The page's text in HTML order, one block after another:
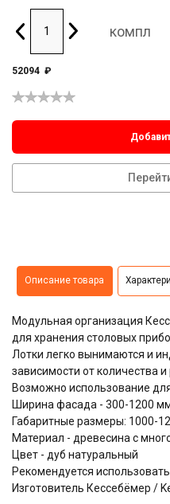
компл
52094 ₽
Описание товара
Модульная организация
для хранения столовых
Лотки легко вынимаются и
зависимости от количества
Возможно использование
Ширина фасада - 300-1200
Габаритные размеры: 1000-
Материал - древесина с
Цвет - дуб натуральный
Рекомендуется
Изготовитель Кессебёмер /